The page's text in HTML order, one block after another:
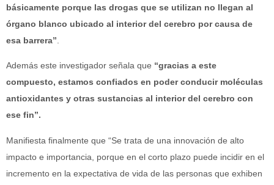
básicamente porque las drogas que se utilizan no llegan al
órgano blanco ubicado al interior del cerebro por causa de
esa barrera”
Además este investigador señala que “gracias a este
compuesto, estamos confiados en poder conducir moléculas
antioxidantes y otras sustancias al interior del cerebro con
ese fin”.
Manifiesta finalmente que “Se trata de una innovación de alto
impacto e importancia, porque en el corto plazo puede incidir en el
incremento en la expectativa de vida de las personas que exhiben